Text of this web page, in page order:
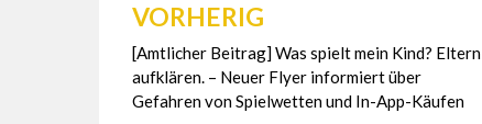
Beitragsnavigation
VORHERIG
[Amtlicher Beitrag] Was spielt mein Kind? Eltern
aufklären. – Neuer Flyer informiert über
Gefahren von Spielwetten und In-App-Käufen